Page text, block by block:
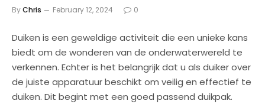
ByChris February 12, 2024 0
Duiken is een geweldige activiteit die een unieke kans
biedt om de wonderen van de onderwaterwereld te
verkennen. Echter is het belangrijk dat u als duiker over
de juiste apparatuur beschikt om veilig en effectief te
duiken. Dit begint met een goed passend duikpak.